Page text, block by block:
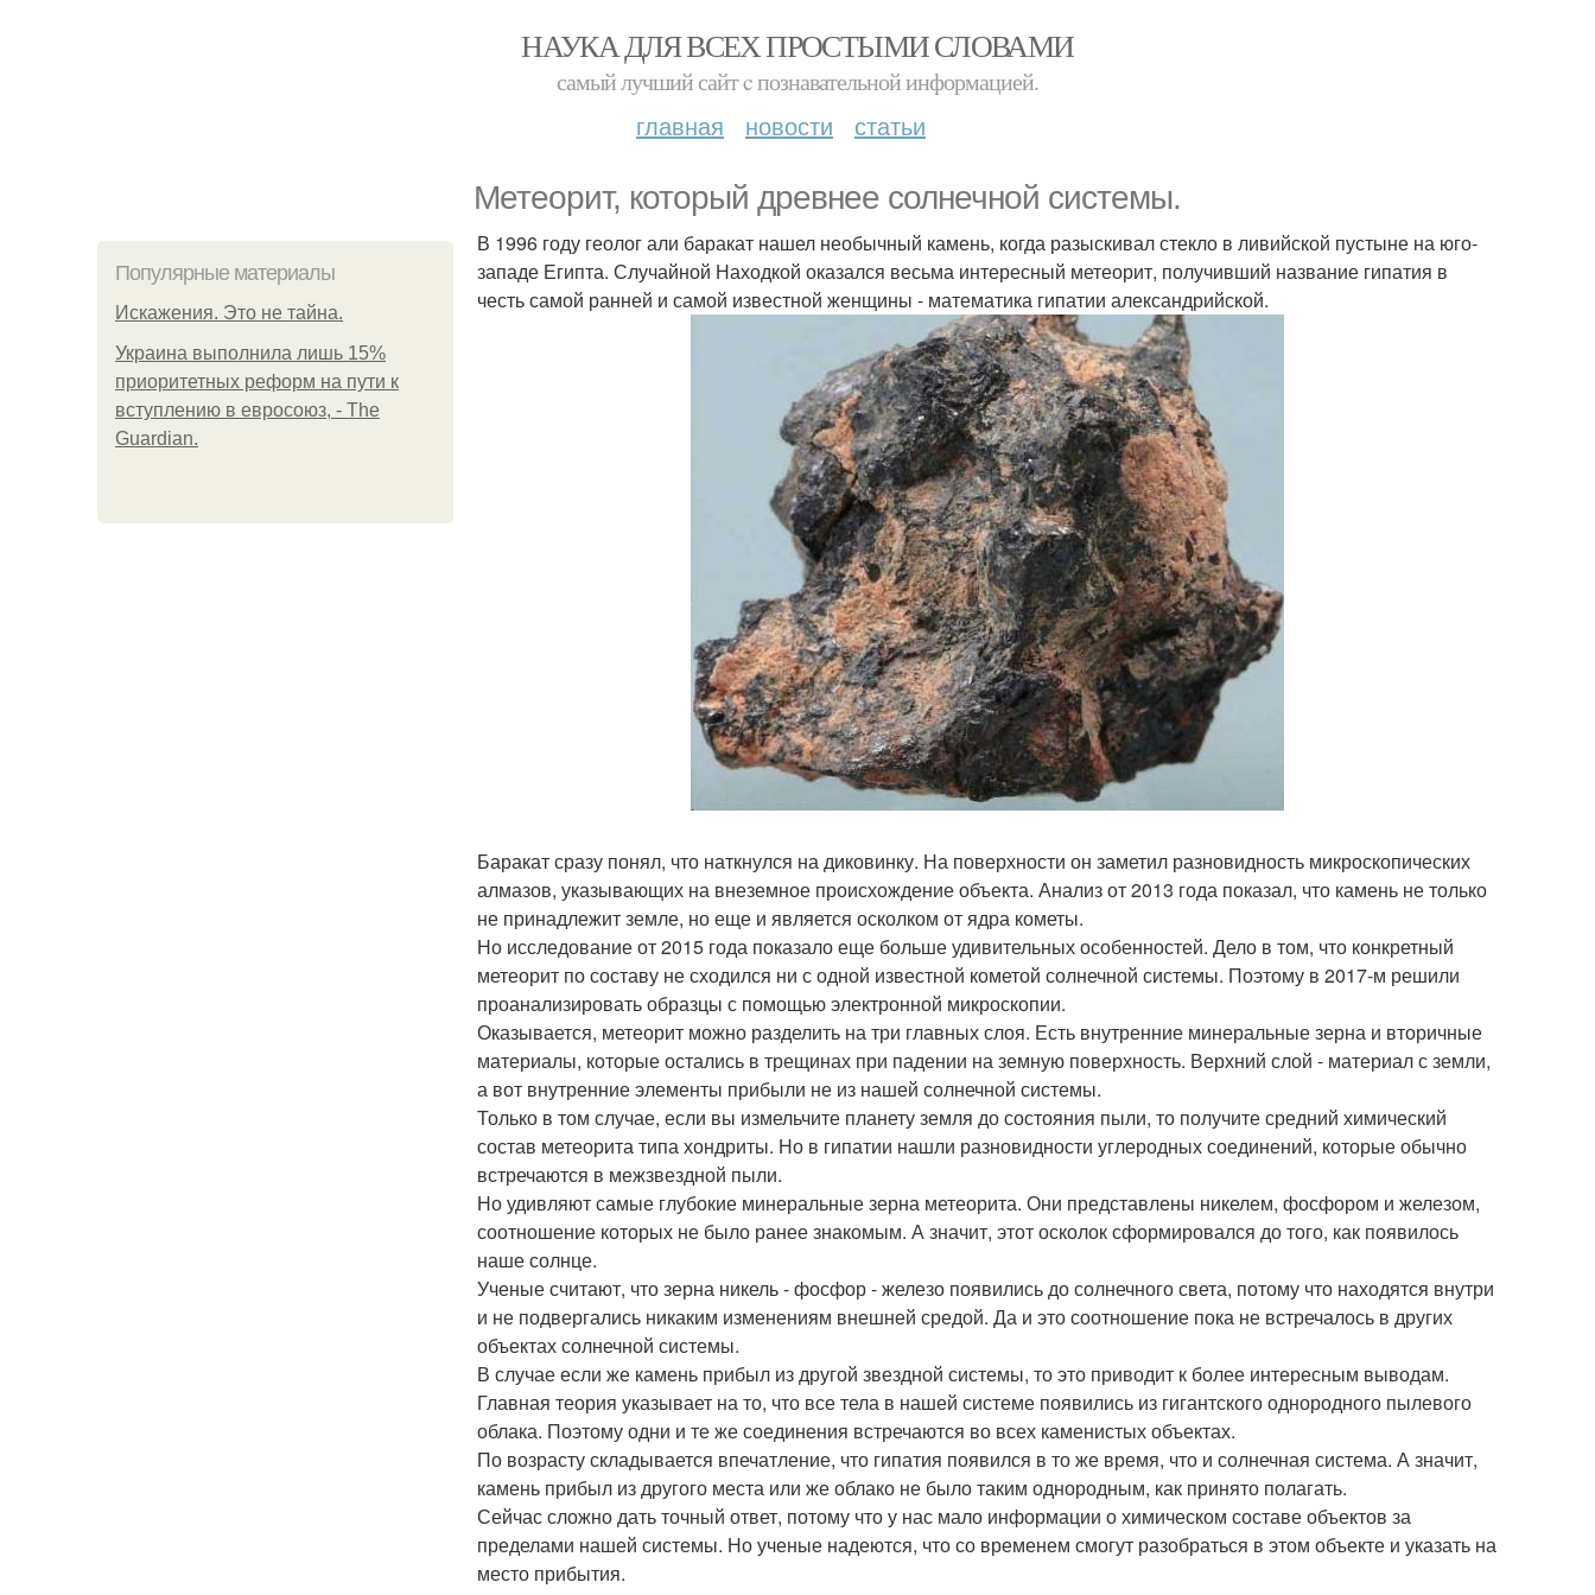
НАУКА ДЛЯ ВСЕХ ПРОСТЫМИ СЛОВАМИ
самый лучший сайт c познавательной информацией.
главная новости статьи
Метеорит, который древнее солнечной системы.
Популярные материалы
Искажения. Это не тайна.
Украина выполнила лишь 15%
приоритетных реформ на пути к
вступлению в евросоюз, - The
Guardian.
В 1996 году геолог али баракат нашел необычный камень, когда разыскивал стекло в ливийской пустыне на юго-
западе Египта. Случайной Находкой оказался весьма интересный метеорит, получивший название гипатия в
честь самой ранней и самой известной женщины - математика гипатии александрийской.
Баракат сразу понял, что наткнулся на диковинку. На поверхности он заметил разновидность микроскопических
алмазов, указывающих на внеземное происхождение объекта. Анализ от 2013 года показал, что камень не только
не принадлежит земле, но еще и является осколком от ядра кометы.
Но исследование от 2015 года показало еще больше удивительных особенностей. Дело в том, что конкретный
метеорит по составу не сходился ни с одной известной кометой солнечной системы. Поэтому в 2017-м решили
проанализировать образцы с помощью электронной микроскопии.
Оказывается, метеорит можно разделить на три главных слоя. Есть внутренние минеральные зерна и вторичные
материалы, которые остались в трещинах при падении на земную поверхность. Верхний слой - материал с земли,
а вот внутренние элементы прибыли не из нашей солнечной системы.
Только в том случае, если вы измельчите планету земля до состояния пыли, то получите средний химический
состав метеорита типа хондриты. Но в гипатии нашли разновидности углеродных соединений, которые обычно
встречаются в межзвездной пыли.
Но удивляют самые глубокие минеральные зерна метеорита. Они представлены никелем, фосфором и железом,
соотношение которых не было ранее знакомым. А значит, этот осколок сформировался до того, как появилось
наше солнце.
Ученые считают, что зерна никель - фосфор - железо появились до солнечного света, потому что находятся внутри
и не подвергались никаким изменениям внешней средой. Да и это соотношение пока не встречалось в других
объектах солнечной системы.
В случае если же камень прибыл из другой звездной системы, то это приводит к более интересным выводам.
Главная теория указывает на то, что все тела в нашей системе появились из гигантского однородного пылевого
облака. Поэтому одни и те же соединения встречаются во всех каменистых объектах.
По возрасту складывается впечатление, что гипатия появился в то же время, что и солнечная система. А значит,
камень прибыл из другого места или же облако не было таким однородным, как принято полагать.
Сейчас сложно дать точный ответ, потому что у нас мало информации о химическом составе объектов за
пределами нашей системы. Но ученые надеются, что со временем смогут разобраться в этом объекте и указать на
место прибытия.